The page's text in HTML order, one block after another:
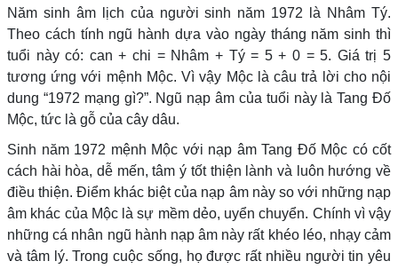
Năm sinh âm lịch của người sinh năm 1972 là Nhâm Tý.
Theo cách tính ngũ hành dựa vào ngày tháng năm sinh thì
tuổi này có: can + chi = Nhâm + Tý = 5 + 0 = 5. Giá trị 5
tương ứng với mệnh Mộc. Vì vậy Mộc là câu trả lời cho nội
dung “1972 mạng gì?”. Ngũ nạp âm của tuổi này là Tang Đố
Mộc, tức là gỗ của cây dâu.
Sinh năm 1972 mệnh Mộc với nạp âm Tang Đố Mộc có cốt
cách hài hòa, dễ mến, tâm ý tốt thiện lành và luôn hướng về
điều thiện. Điểm khác biệt của nạp âm này so với những nạp
âm khác của Mộc là sự mềm dẻo, uyển chuyển. Chính vì vậy
những cá nhân ngũ hành nạp âm này rất khéo léo, nhạy cảm
và tâm lý. Trong cuộc sống, họ được rất nhiều người tin yêu